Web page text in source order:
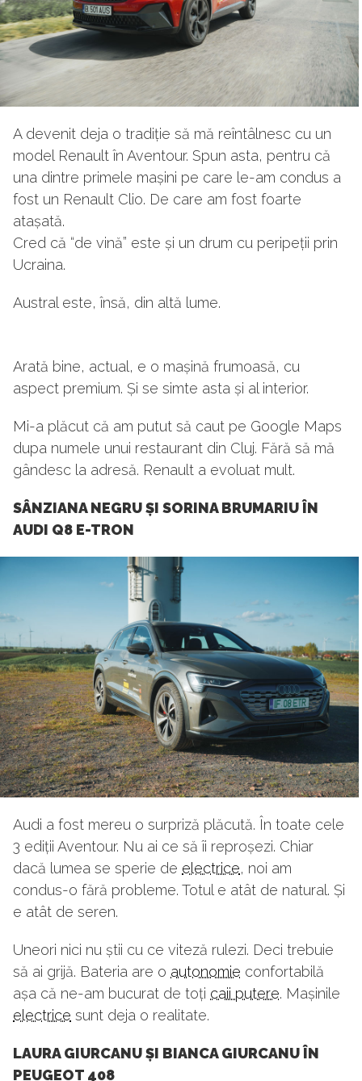
A devenit deja o tradiție să mă reîntâlnesc cu un
model Renault în Aventour. Spun asta, pentru că
una dintre primele mașini pe care le-am condus a
fost un Renault Clio. De care am fost foarte
atașată.
Cred că “de vină” este și un drum cu peripeții prin
Ucraina.
Austral este, însă, din altă lume.
Arată bine, actual, e o mașină frumoasă, cu
aspect premium. Și se simte asta și al interior.
Mi-a plăcut că am putut să caut pe Google Maps
dupa numele unui restaurant din Cluj. Fără să mă
gândesc la adresă. Renault a evoluat mult.
SÂNZIANA NEGRU ȘI SORINA BRUMARIU ÎN
AUDI Q8 E-TRON
Audi a fost mereu o surpriză plăcută. În toate cele
3 ediții Aventour. Nu ai ce să îi reproșezi. Chiar
dacă lumea se sperie de electrice, noi am
condus-o fără probleme. Totul e atât de natural. Și
e atât de seren.
Uneori nici nu știi cu ce viteză rulezi. Deci trebuie
să ai grijă. Bateria are o autonomie confortabilă
așa că ne-am bucurat de toți caii putere. Mașinile
electrice sunt deja o realitate.
LAURA GIURCANU ȘI BIANCA GIURCANU ÎN
PEUGEOT 408